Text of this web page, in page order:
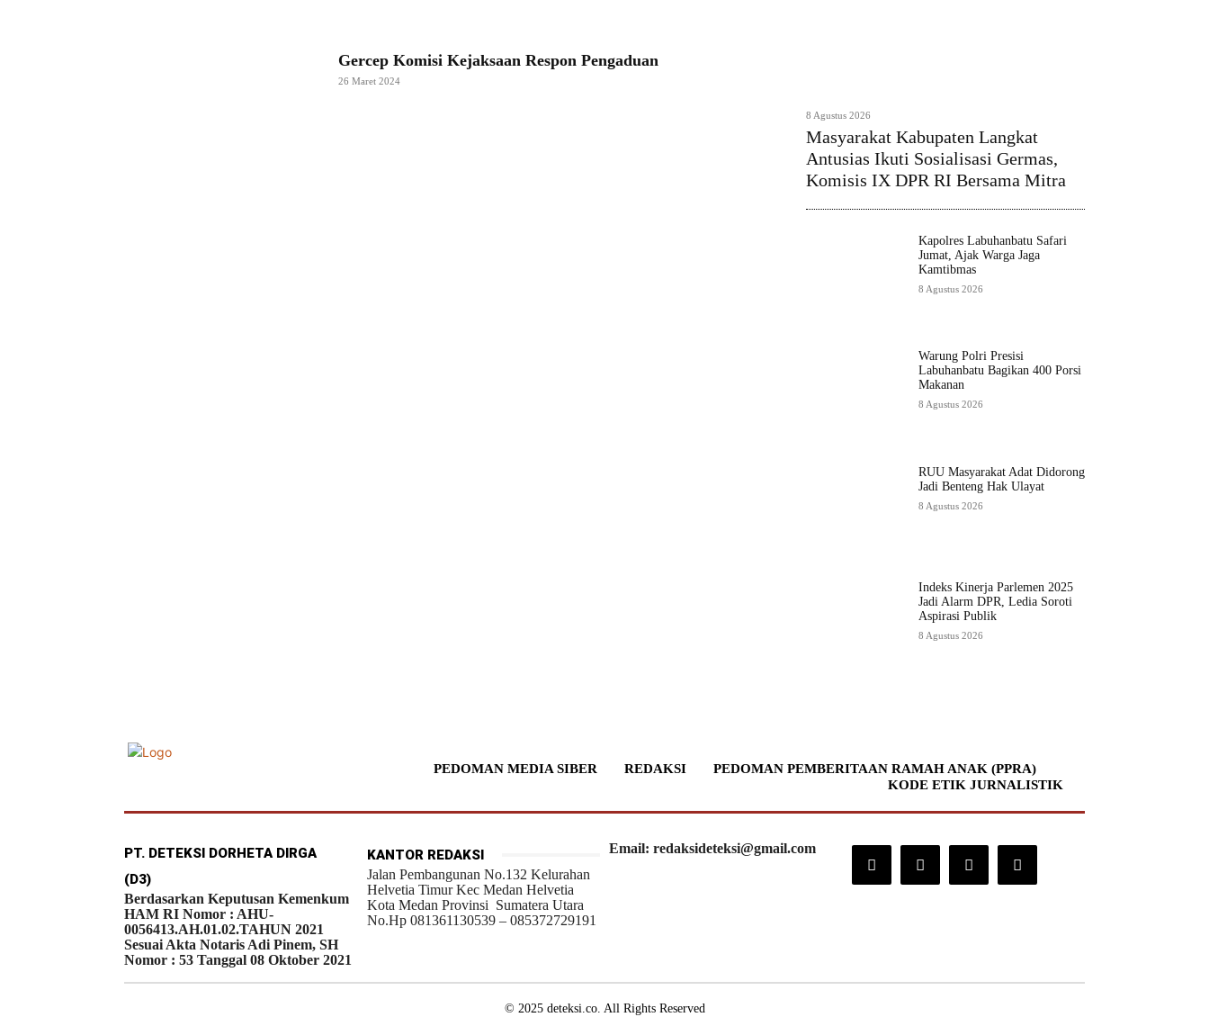
Gercep Komisi Kejaksaan Respon Pengaduan
26 Maret 2024
8 Agustus 2026
Masyarakat Kabupaten Langkat
Antusias Ikuti Sosialisasi Germas,
Komisis IX DPR RI Bersama Mitra
Kapolres Labuhanbatu Safari
Jumat, Ajak Warga Jaga
Kamtibmas
8 Agustus 2026
Warung Polri Presisi
Labuhanbatu Bagikan 400 Porsi
Makanan
8 Agustus 2026
RUU Masyarakat Adat Didorong
Jadi Benteng Hak Ulayat
8 Agustus 2026
Indeks Kinerja Parlemen 2025
Jadi Alarm DPR, Ledia Soroti
Aspirasi Publik
8 Agustus 2026
PEDOMAN MEDIA SIBER REDAKSI
PEDOMAN PEMBERITAAN RAMAH ANAK (PPRA)
KODE ETIK JURNALISTIK
PT. DETEKSI DORHETA DIRGA
(D3)
Berdasarkan Keputusan Kemenkum
HAM RI Nomor : AHU-
0056413.AH.01.02.TAHUN 2021
Sesuai Akta Notaris Adi Pinem, SH
Nomor : 53 Tanggal 08 Oktober 2021
KANTOR REDAKSI
Jalan Pembangunan No.132 Kelurahan
Helvetia Timur Kec Medan Helvetia
Kota Medan Provinsi Sumatera Utara
No.Hp 081361130539 – 085372729191
Email: redaksideteksi@gmail.com
© 2025 deteksi.co. All Rights Reserved